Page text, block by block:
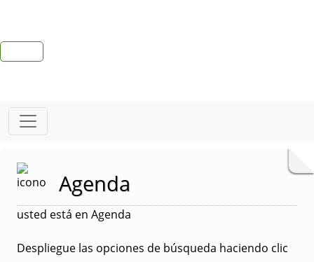
Agenda
usted está en Agenda
Despliegue las opciones de búsqueda haciendo clic